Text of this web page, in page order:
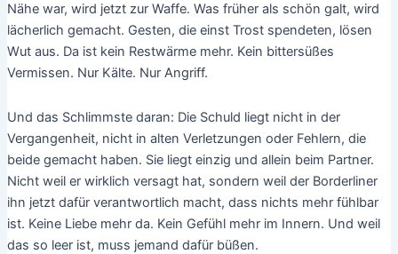
Nähe war, wird jetzt zur Waffe. Was früher als schön galt, wird
lächerlich gemacht. Gesten, die einst Trost spendeten, lösen
Wut aus. Da ist kein Restwärme mehr. Kein bittersüßes
Vermissen. Nur Kälte. Nur Angriff.
Und das Schlimmste daran: Die Schuld liegt nicht in der
Vergangenheit, nicht in alten Verletzungen oder Fehlern, die
beide gemacht haben. Sie liegt einzig und allein beim Partner.
Nicht weil er wirklich versagt hat, sondern weil der Borderliner
ihn jetzt dafür verantwortlich macht, dass nichts mehr fühlbar
ist. Keine Liebe mehr da. Kein Gefühl mehr im Innern. Und weil
das so leer ist, muss jemand dafür büßen.